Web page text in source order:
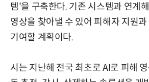
템'을 구축한다. 기존 시스템과 연계
영상을 찾아낼 수 있어 피해자 지원
기여할 계획이다.
시는 지난해 전국 최초로 AI로 피해